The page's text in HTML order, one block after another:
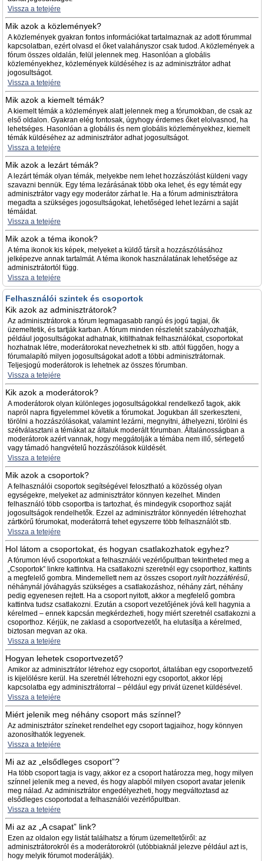
Vissza a tetejére
Mik azok a közlemények?
A közlemények gyakran fontos információkat tartalmaznak az adott fórummal
kapcsolatban, ezért olvasd el őket valahányszor csak tudod. A közlemények a
fórum összes oldalán, felül jelennek meg. Hasonlóan a globális
közleményekhez, közlemények küldéséhez is az adminisztrátor adhat
jogosultságot.
Vissza a tetejére
Mik azok a kiemelt témák?
A kiemelt témák a közlemények alatt jelennek meg a fórumokban, de csak az
első oldalon. Gyakran elég fontosak, úgyhogy érdemes őket elolvasnod, ha
lehetséges. Hasonlóan a globális és nem globális közleményekhez, kiemelt
témák küldéséhez az adminisztrátor adhat jogosultságot.
Vissza a tetejére
Mik azok a lezárt témák?
A lezárt témák olyan témák, melyekbe nem lehet hozzászólást küldeni vagy
szavazni bennük. Egy téma lezárásának több oka lehet, és egy témát egy
adminisztrátor vagy egy moderátor zárhat le. Ha a fórum adminisztrátora
megadta a szükséges jogosultságokat, lehetőséged lehet lezárni a saját
témáidat.
Vissza a tetejére
Mik azok a téma ikonok?
A téma ikonok kis képek, melyeket a küldő társít a hozzászólásához
jelképezve annak tartalmát. A téma ikonok használatának lehetősége az
adminisztrátortól függ.
Vissza a tetejére
Felhasználói szintek és csoportok
Kik azok az adminisztrátorok?
Az adminisztrátorok a fórum legmagasabb rangú és jogú tagjai, ők
üzemeltetik, és tartják karban. A fórum minden részletét szabályozhatják,
például jogosultságokat adhatnak, kitilthatnak felhasználókat, csoportokat
hozhatnak létre, moderátorokat nevezhetnek ki stb. attól függően, hogy a
fórumalapító milyen jogosultságokat adott a többi adminisztrátornak.
Teljesjogú moderátorok is lehetnek az összes fórumban.
Vissza a tetejére
Kik azok a moderátorok?
A moderátorok olyan különleges jogosultságokkal rendelkező tagok, akik
napról napra figyelemmel követik a fórumokat. Jogukban áll szerkeszteni,
törölni a hozzászólásokat, valamint lezárni, megnyitni, áthelyezni, törölni és
szétválasztani a témákat az általuk moderált fórumban. Általánosságban a
moderátorok azért vannak, hogy meggátolják a témába nem illő, sértegető
vagy támadó hangvételű hozzászólások küldését.
Vissza a tetejére
Mik azok a csoportok?
A felhasználói csoportok segítségével felosztható a közösség olyan
egységekre, melyeket az adminisztrátor könnyen kezelhet. Minden
felhasználó több csoportba is tartozhat, és mindegyik csoporthoz saját
jogosultságok rendelhetők. Ezzel az adminisztrátor könnyedén létrehozhat
zártkörű fórumokat, moderátorrá tehet egyszerre több felhasználót stb.
Vissza a tetejére
Hol látom a csoportokat, és hogyan csatlakozhatok egyhez?
A fórumon lévő csoportokat a felhasználói vezérlőpultban tekintheted meg a
„Csoportok” linkre kattintva. Ha csatlakozni szeretnél egy csoporthoz, kattints
a megfelelő gombra. Mindemellett nem az összes csoportnyílt hozzáférésű,
néhánynál jóváhagyás szükséges a csatlakozáshoz, néhány zárt, néhány
pedig egyenesen rejtett. Ha a csoport nyitott, akkor a megfelelő gombra
kattintva tudsz csatlakozni. Ezután a csoport vezetőjének jóvá kell hagynia a
kérelmed – ennek kapcsán megkérdezheti, hogy miért szeretnél csatlakozni a
csoporthoz. Kérjük, ne zaklasd a csoportvezetőt, ha elutasítja a kérelmed,
biztosan megvan az oka.
Vissza a tetejére
Hogyan lehetek csoportvezető?
Amikor az adminisztrátor létrehoz egy csoportot, általában egy csoportvezető
is kijelölésre kerül. Ha szeretnél létrehozni egy csoportot, akkor lépj
kapcsolatba egy adminisztrátorral – például egy privát üzenet küldésével.
Vissza a tetejére
Miért jelenik meg néhány csoport más színnel?
Az adminisztrátor színeket rendelhet egy csoport tagjaihoz, hogy könnyen
azonosíthatók legyenek.
Vissza a tetejére
Mi az az „elsődleges csoport”?
Ha több csoport tagja is vagy, akkor ez a csoport határozza meg, hogy milyen
színnel jelenik meg a neved, és hogy alapból milyen csoport avatar jelenik
meg nálad. Az adminisztrátor engedélyezheti, hogy megváltoztasd az
elsődleges csoportodat a felhasználói vezérlőpultban.
Vissza a tetejére
Mi az az „A csapat” link?
Ezen az oldalon egy listát találhatsz a fórum üzemeltetőiről: az
adminisztrátorokról és a moderátorokról (utóbbiaknál jelezve például azt is,
hogy melyik fórumot moderálják).